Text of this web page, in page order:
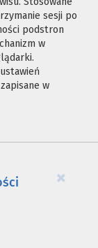
sesji po
podstron
w
w
×